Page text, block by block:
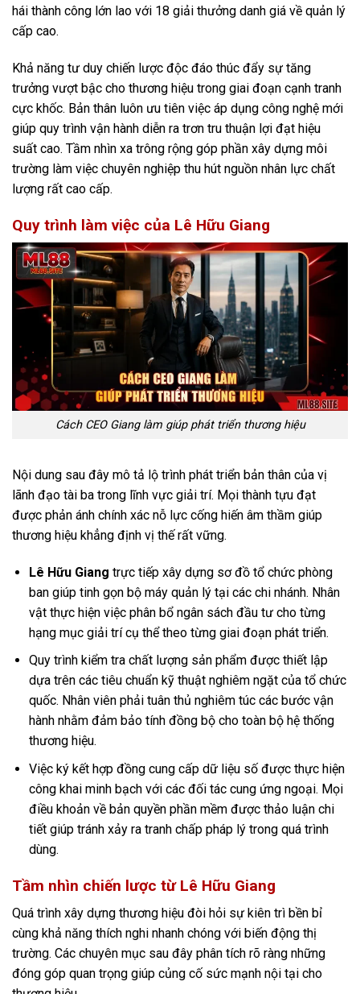
hái thành công lớn lao với 18 giải thưởng danh giá về quản lý
cấp cao.
Khả năng tư duy chiến lược độc đáo thúc đẩy sự tăng
trưởng vượt bậc cho thương hiệu trong giai đoạn cạnh tranh
cực khốc. Bản thân luôn ưu tiên việc áp dụng công nghệ mới
giúp quy trình vận hành diễn ra trơn tru thuận lợi đạt hiệu
suất cao. Tầm nhìn xa trông rộng góp phần xây dựng môi
trường làm việc chuyên nghiệp thu hút nguồn nhân lực chất
lượng rất cao cấp.
Quy trình làm việc của Lê Hữu Giang
Cách CEO Giang làm giúp phát triển thương hiệu
Nội dung sau đây mô tả lộ trình phát triển bản thân của vị
lãnh đạo tài ba trong lĩnh vực giải trí. Mọi thành tựu đạt
được phản ánh chính xác nỗ lực cống hiến âm thầm giúp
thương hiệu khẳng định vị thế rất vững.
Lê Hữu Giang trực tiếp xây dựng sơ đồ tổ chức phòng
ban giúp tinh gọn bộ máy quản lý tại các chi nhánh. Nhân
vật thực hiện việc phân bổ ngân sách đầu tư cho từng
hạng mục giải trí cụ thể theo từng giai đoạn phát triển.
Quy trình kiểm tra chất lượng sản phẩm được thiết lập
dựa trên các tiêu chuẩn kỹ thuật nghiêm ngặt của tổ chức
quốc. Nhân viên phải tuân thủ nghiêm túc các bước vận
hành nhằm đảm bảo tính đồng bộ cho toàn bộ hệ thống
thương hiệu.
Việc ký kết hợp đồng cung cấp dữ liệu số được thực hiện
công khai minh bạch với các đối tác cung ứng ngoại. Mọi
điều khoản về bản quyền phần mềm được thảo luận chi
tiết giúp tránh xảy ra tranh chấp pháp lý trong quá trình
dùng.
Tầm nhìn chiến lược từ Lê Hữu Giang
Quá trình xây dựng thương hiệu đòi hỏi sự kiên trì bền bỉ
cùng khả năng thích nghi nhanh chóng với biến động thị
trường. Các chuyên mục sau đây phân tích rõ ràng những
đóng góp quan trọng giúp củng cố sức mạnh nội tại cho